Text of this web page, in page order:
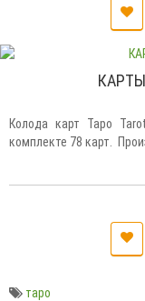
КАРТЫ
Колода карт Таро
комплекте 78 карт.
таро